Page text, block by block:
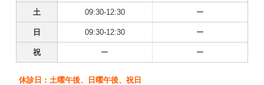
土 09:30-12:30 ー
日 09:30-12:30 ー
祝 ー ー
休診日：土曜午後、日曜午後、祝日